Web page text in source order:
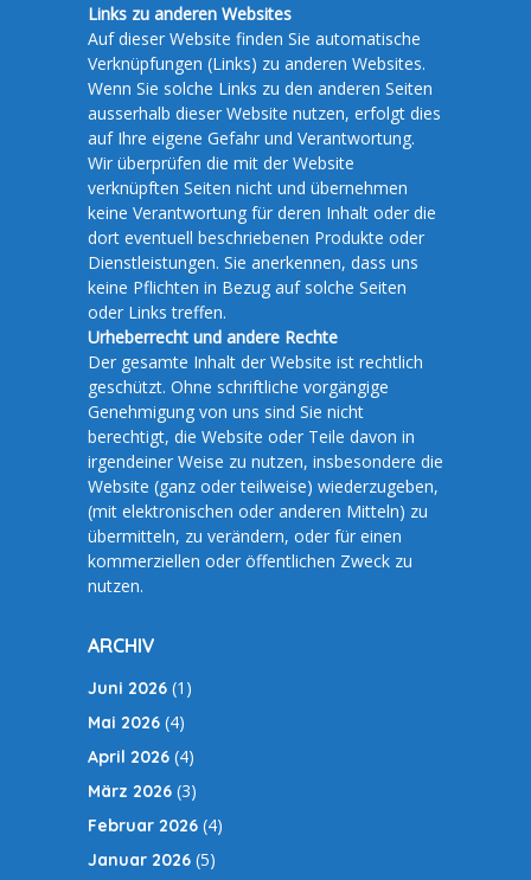
Links zu anderen Websites
Auf dieser Website finden Sie automatische
Verknüpfungen (Links) zu anderen Websites.
Wenn Sie solche Links zu den anderen Seiten
ausserhalb dieser Website nutzen, erfolgt dies
auf Ihre eigene Gefahr und Verantwortung.
Wir überprüfen die mit der Website
verknüpften Seiten nicht und übernehmen
keine Verantwortung für deren Inhalt oder die
dort eventuell beschriebenen Produkte oder
Dienstleistungen. Sie anerkennen, dass uns
keine Pflichten in Bezug auf solche Seiten
oder Links treffen.
Urheberrecht und andere Rechte
Der gesamte Inhalt der Website ist rechtlich
geschützt. Ohne schriftliche vorgängige
Genehmigung von uns sind Sie nicht
berechtigt, die Website oder Teile davon in
irgendeiner Weise zu nutzen, insbesondere die
Website (ganz oder teilweise) wiederzugeben,
(mit elektronischen oder anderen Mitteln) zu
übermitteln, zu verändern, oder für einen
kommerziellen oder öffentlichen Zweck zu
nutzen.
ARCHIV
Juni 2026 (1)
Mai 2026 (4)
April 2026 (4)
März 2026 (3)
Februar 2026 (4)
Januar 2026 (5)